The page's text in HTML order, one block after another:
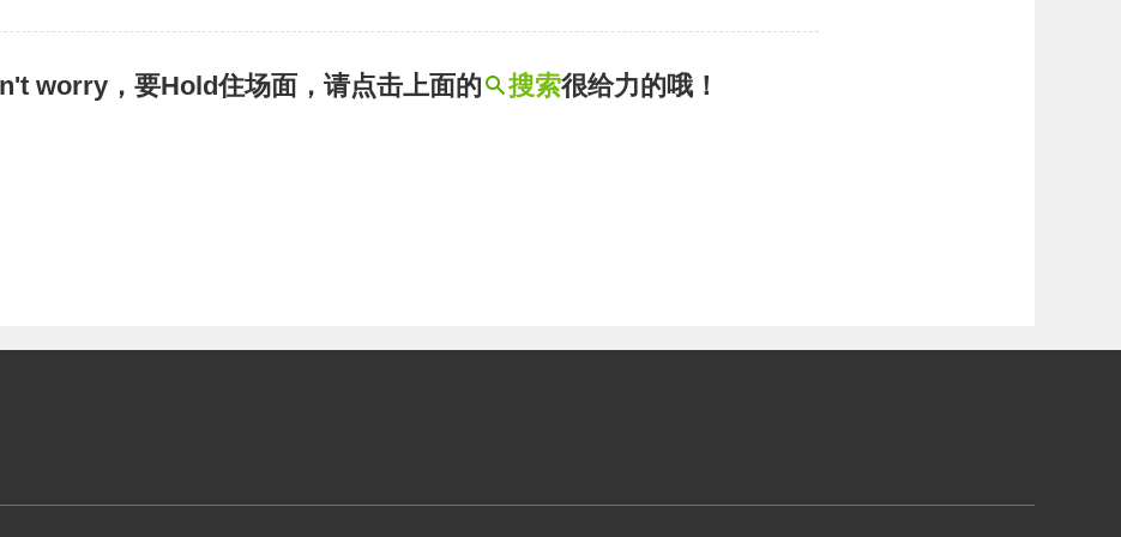
worry，要Hold住场面，请点击上面的 搜索很给力的哦！